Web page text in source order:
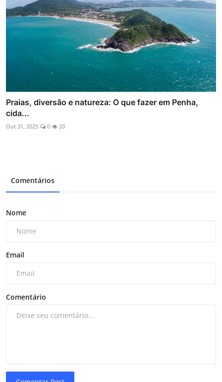
Praias, diversão e natureza: O que fazer em Penha,
cida...
Out 31, 2025 0 20
Comentários
Nome
Email
Comentário